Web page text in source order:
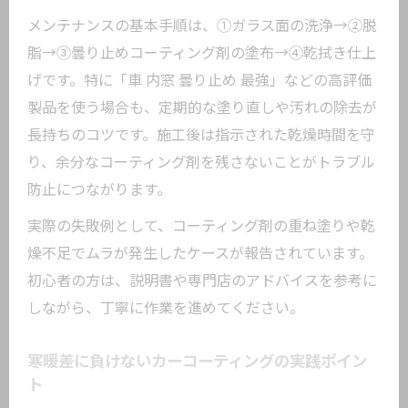
メンテナンスの基本手順は、①ガラス面の洗浄→②脱
脂→③曇り止めコーティング剤の塗布→④乾拭き仕上
げです。特に「車 内窓 曇り止め 最強」などの高評価
製品を使う場合も、定期的な塗り直しや汚れの除去が
長持ちのコツです。施工後は指示された乾燥時間を守
り、余分なコーティング剤を残さないことがトラブル
防止につながります。
実際の失敗例として、コーティング剤の重ね塗りや乾
燥不足でムラが発生したケースが報告されています。
初心者の方は、説明書や専門店のアドバイスを参考に
しながら、丁寧に作業を進めてください。
寒暖差に負けないカーコーティングの実践ポイン
ト